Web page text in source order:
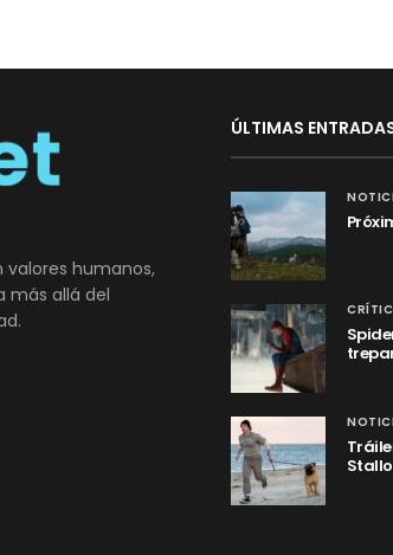
humanos,
más allá del
ÚLTIMAS